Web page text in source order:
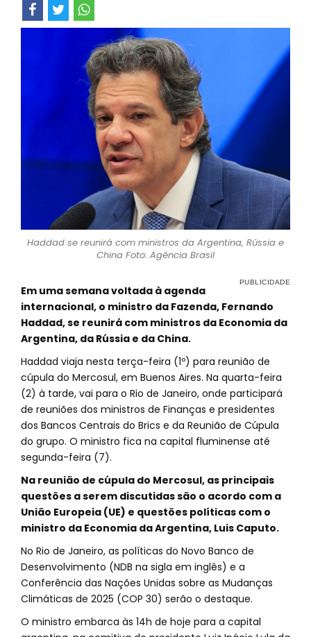
Haddad se reunirá com ministros da Argentina, Rússia e
China Foto: Agência Brasil
Em uma semana voltada à agenda
internacional, o ministro da Fazenda, Fernando
Haddad, se reunirá com ministros da Economia da
Argentina, da Rússia e da China.
Haddad viaja nesta terça-feira (1º) para reunião de
cúpula do Mercosul, em Buenos Aires. Na quarta-feira
(2) à tarde, vai para o Rio de Janeiro, onde participará
de reuniões dos ministros de Finanças e presidentes
dos Bancos Centrais do Brics e da Reunião de Cúpula
do grupo. O ministro fica na capital fluminense até
segunda-feira (7).
Na reunião de cúpula do Mercosul, as principais
questões a serem discutidas são o acordo com a
União Europeia (UE) e questões políticas com o
ministro da Economia da Argentina, Luis Caputo.
No Rio de Janeiro, as políticas do Novo Banco de
Desenvolvimento (NDB na sigla em inglês) e a
Conferência das Nações Unidas sobre as Mudanças
Climáticas de 2025 (COP 30) serão o destaque.
O ministro embarca às 14h de hoje para a capital